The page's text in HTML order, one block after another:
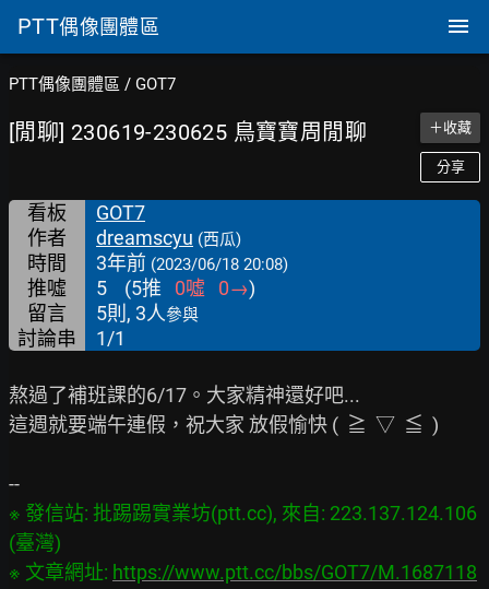
PTT偶像團體區
PTT偶像團體區 / GOT7
[閒聊] 230619-230625 鳥寶寶周閒聊 ＋收藏
分享
看板
GOT7
作者
dreamscyu (西瓜)
時間 3年前 (2023/06/18 20:08)
推噓 5 (5推 0噓 0→)
留言
5則, 3人參與
討論串 1/1
熬過了補班課的6/17。大家精神還好吧...
這週就要端午連假，祝大家 放假愉快 (  ≧  ▽  ≦  )
※ 發信站: 批踢踢實業坊(ptt.cc), 來自: 223.137.124.106
(臺灣)
※ 文章網址: https://www.ptt.cc/bbs/GOT7/M.1687118